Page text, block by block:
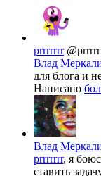
prrrrrrr
Влад
для блога и
Написано
Влад
prrrrrrr, я
ставить